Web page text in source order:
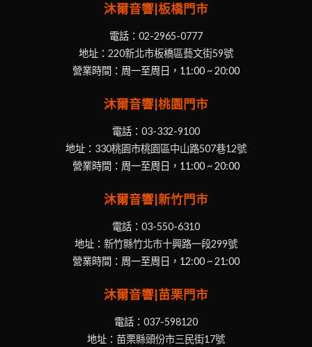
沐爾音響|板橋門市
電話： 02-2965-0777
地址： 220新北市板橋區藝文街59號
營業時間：周一至周日，11:00 ~ 20:00
沐爾音響|桃園門市
電話： 03-332-9100
地址： 330桃園市桃園區中山路507巷12號
營業時間：周一至周日，11:00 ~ 20:00
沐爾音響|新竹門市
電話： 03-550-6310
地址： 新竹縣竹北市十興路一段299號
營業時間：周一至周日，12:00 ~ 21:00
沐爾音響|苗栗門市
電話： 037-598120
地址： 苗栗縣頭份市三民街17號